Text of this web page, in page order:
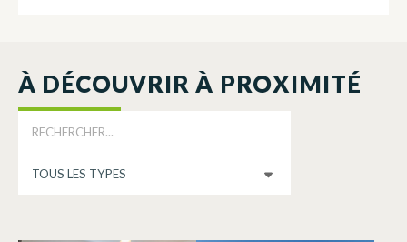
À DÉCOUVRIR À PROXIMITÉ